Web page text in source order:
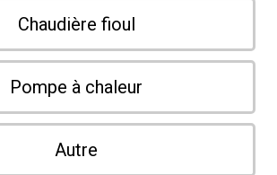
Chaudière fioul
Pompe à chaleur
Autre